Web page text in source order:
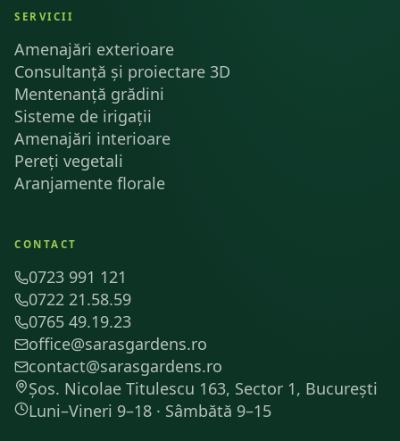
SERVICII
Amenajări exterioare
Consultanță și proiectare 3D
Mentenanță grădini
Sisteme de irigații
Amenajări interioare
Pereți vegetali
Aranjamente florale
CONTACT
0723 991 121
0722 21.58.59
0765 49.19.23
office@sarasgardens.ro
contact@sarasgardens.ro
Șos. Nicolae Titulescu 163, Sector 1, București
Luni–Vineri 9–18 · Sâmbătă 9–15